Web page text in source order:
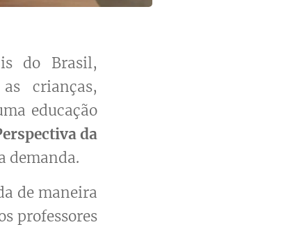
do Brasil,
crianças,
educação
da
demanda.
de maneira
professores